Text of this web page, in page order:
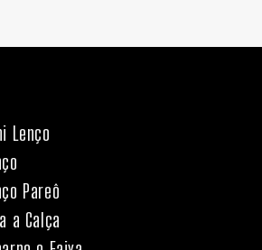
Lenço
Pareô
a Calça